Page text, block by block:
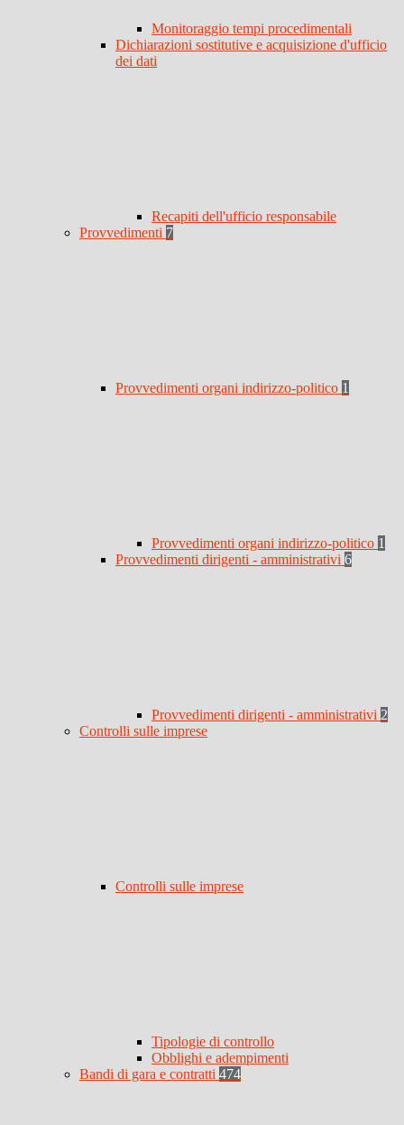
Monitoraggio tempi procedimentali
Dichiarazioni sostitutive e acquisizione d'ufficio
dei dati
Recapiti dell'ufficio responsabile
Provvedimenti 7
Provvedimenti organi indirizzo-politico 1
Provvedimenti organi indirizzo-politico 1
Provvedimenti dirigenti - amministrativi 6
Provvedimenti dirigenti - amministrativi 2
Controlli sulle imprese
Controlli sulle imprese
Tipologie di controllo
Obblighi e adempimenti
Bandi di gara e contratti 474